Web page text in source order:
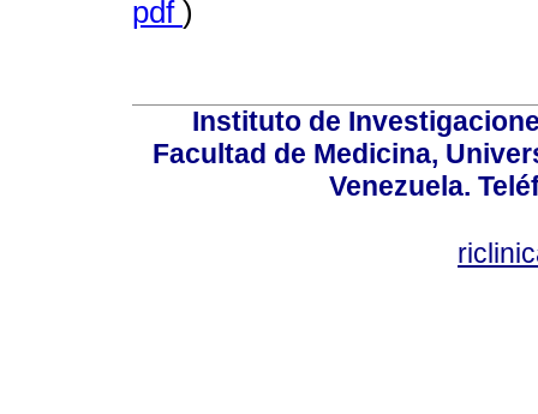
pdf )
Instituto de
Facultad de Medicina,
Venezuela.